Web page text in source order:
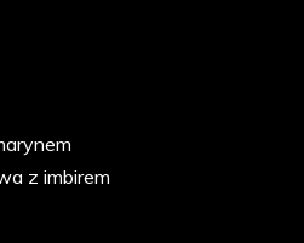
z imbirem